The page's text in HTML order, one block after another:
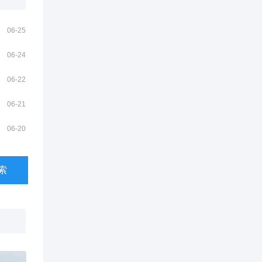
06-25
06-24
06-22
06-21
06-20